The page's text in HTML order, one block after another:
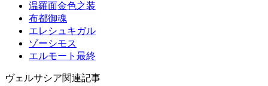
温羅面金色之装
布都御魂
エレシュキガル
ゾーシモス
エルモート最終
ヴェルサシア関連記事